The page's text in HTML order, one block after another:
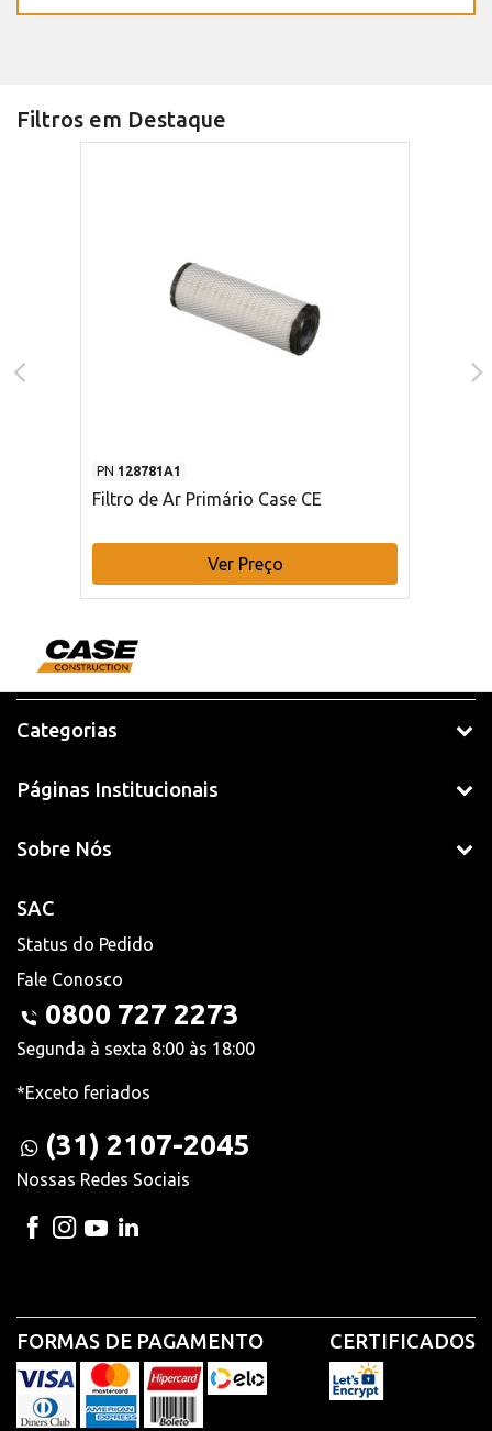
Filtros em Destaque
PN 128781A1
Filtro de Ar Primário Case CE
Ver Preço
Categorias
Páginas Institucionais
Sobre Nós
SAC
Status do Pedido
Fale Conosco
0800 727 2273
Segunda à sexta 8:00 às 18:00
*Exceto feriados
(31) 2107-2045
Nossas Redes Sociais
FORMAS DE PAGAMENTO CERTIFICADOS